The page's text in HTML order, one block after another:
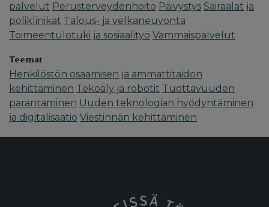
palvelut Perusterveydenhoito Päivystys Sairaalat ja
poliklinikat Talous- ja velkaneuvonta
Toimeentulotuki ja sosiaalityö Vammaispalvelut
Teemat
Henkilöstön osaamisen ja ammattitaidon
kehittäminen Tekoäly ja robotit Tuottavuuden
parantaminen Uuden teknologian hyödyntäminen
ja digitalisaatio Viestinnän kehittäminen